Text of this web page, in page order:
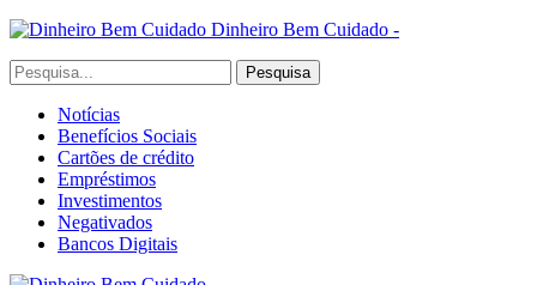
Dinheiro Bem Cuidado -
Notícias
Benefícios Sociais
Cartões de crédito
Empréstimos
Investimentos
Negativados
Bancos Digitais